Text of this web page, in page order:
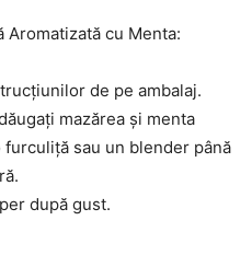
cu Menta:
de pe ambalaj.
mazărea și menta
sau un blender până
după gust.